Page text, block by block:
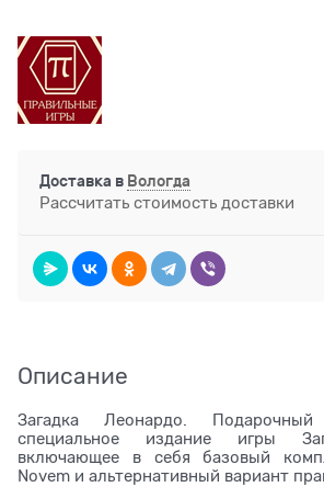
Доставка в Вологда
Рассчитать стоимость доставки
Описание
Загадка Леонардо.
специальное издание игры
включающее в себя базовый
Novem и альтернативный вариант